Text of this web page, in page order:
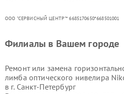
ООО "СЕРВИСНЫЙ ЦЕНТР"* 6685170650*668501001
Филиалы в Вашем городе
Ремонт или замена
лимба оптического нивелира
в г. Санкт-Петербург